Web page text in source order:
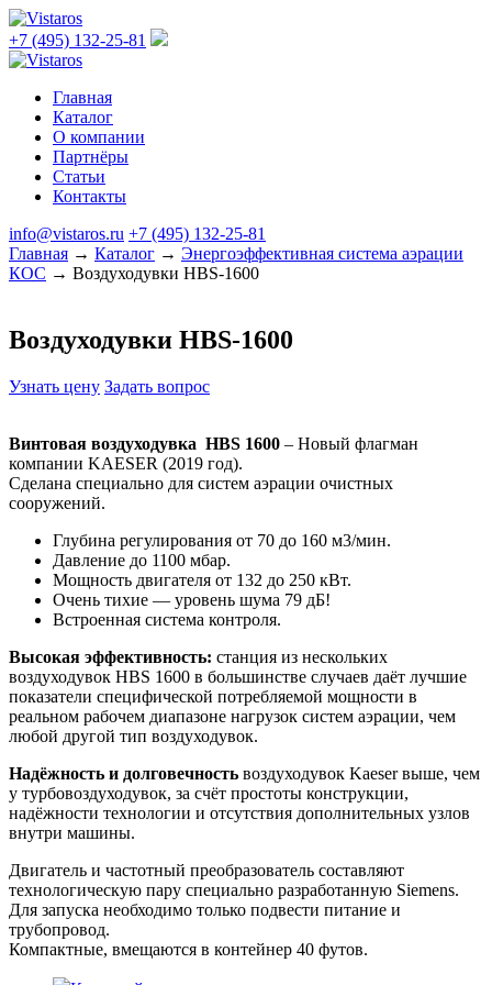
+7 (495) 132-25-81
Главная
Каталог
О компании
Партнёры
Статьи
Контакты
info@vistaros.ru +7 (495) 132-25-81
Главная → Каталог → Энергоэффективная система аэрации
КОС → Воздуходувки HBS-1600
Воздуходувки HBS-1600
Узнать цену Задать вопрос
Винтовая воздуходувка HBS 1600 – Новый флагман
компании KAESER (2019 год).
Сделана специально для систем аэрации очистных
сооружений.
Глубина регулирования от 70 до 160 м3/мин.
Давление до 1100 мбар.
Мощность двигателя от 132 до 250 кВт.
Очень тихие — уровень шума 79 дБ!
Встроенная система контроля.
Высокая эффективность: станция из нескольких
воздуходувок HBS 1600 в большинстве случаев даёт лучшие
показатели специфической потребляемой мощности в
реальном рабочем диапазоне нагрузок систем аэрации, чем
любой другой тип воздуходувок.
Надёжность и долговечность воздуходувок Kaeser выше, чем
у турбовоздуходувок, за счёт простоты конструкции,
надёжности технологии и отсутствия дополнительных узлов
внутри машины.
Двигатель и частотный преобразователь составляют
технологическую пару специально разработанную Siemens.
Для запуска необходимо только подвести питание и
трубопровод.
Компактные, вмещаются в контейнер 40 футов.